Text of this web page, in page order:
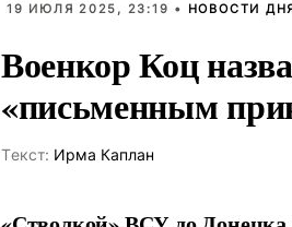
19 ИЮЛЯ 2025, 23:19 • НОВОСТИ
Военкор Коц
«письменным
Tекст: Ирма Каплан